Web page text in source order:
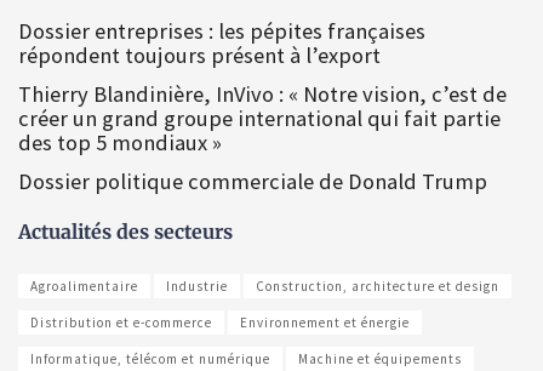
Dossier entreprises : les pépites françaises
répondent toujours présent à l’export
Thierry Blandinière, InVivo : « Notre vision, c’est de
créer un grand groupe international qui fait partie
des top 5 mondiaux »
Dossier politique commerciale de Donald Trump
Actualités des secteurs
Agroalimentaire Industrie Construction, architecture et design
Distribution et e-commerce Environnement et énergie
Informatique, télécom et numérique Machine et équipements